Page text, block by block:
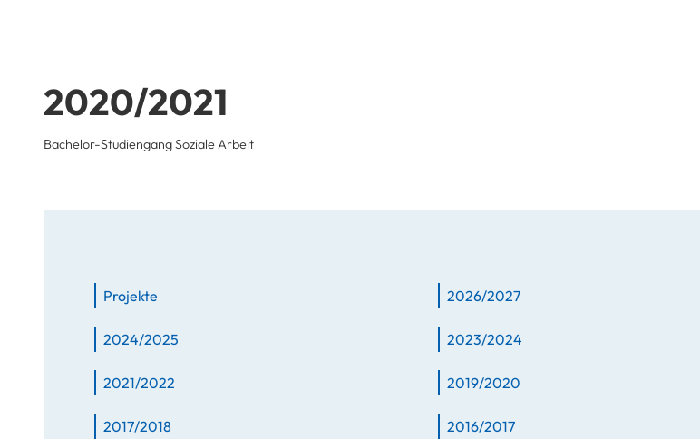
2020/2021
Bachelor-Studiengang Soziale Arbeit
Projekte 2026/2027
2024/2025 2023/2024
2021/2022 2019/2020
2017/2018 2016/2017